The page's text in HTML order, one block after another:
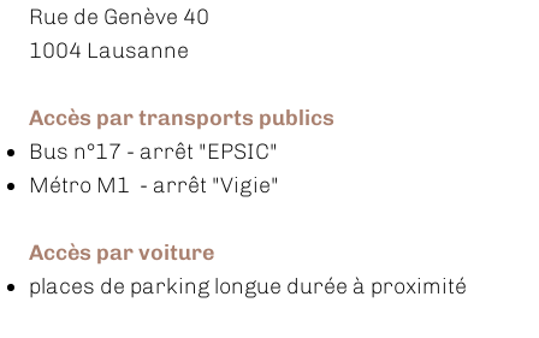
Rue de Genève 40
1004 Lausanne
Accès par transports publics
Bus n°17 - arrêt "EPSIC"
Métro M1 - arrêt "Vigie"
Accès par voiture
places de parking longue durée à proximité